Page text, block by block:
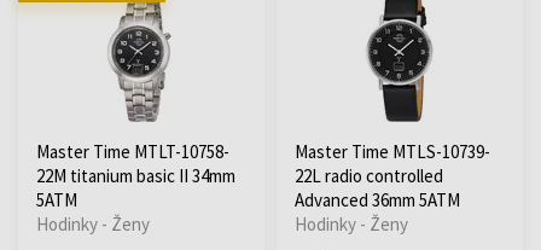
Master Time MTLT-10758-
22M titanium basic II 34mm
5ATM
Hodinky - Ženy
Master Time MTLS-10739-
22L radio controlled
Advanced 36mm 5ATM
Hodinky - Ženy